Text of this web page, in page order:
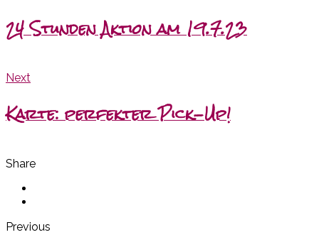
24 Stunden Aktion am 19.7.23
Next
Karte: perfekter Pick-Up!
Share
Previous